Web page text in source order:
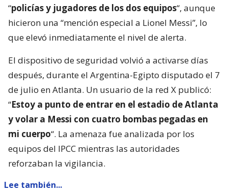
“policías y jugadores de los dos equipos“, aunque
hicieron una “mención especial a Lionel Messi”, lo
que elevó inmediatamente el nivel de alerta.
El dispositivo de seguridad volvió a activarse días
después, durante el Argentina-Egipto disputado el 7
de julio en Atlanta. Un usuario de la red X publicó:
“Estoy a punto de entrar en el estadio de Atlanta
y volar a Messi con cuatro bombas pegadas en
mi cuerpo“. La amenaza fue analizada por los
equipos del IPCC mientras las autoridades
reforzaban la vigilancia.
Lee también...